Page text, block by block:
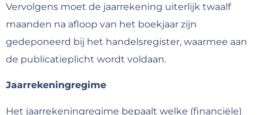
Vervolgens moet de jaarrekening uiterlijk twaalf
maanden na afloop van het boekjaar zijn
gedeponeerd bij het handelsregister, waarmee aan
de publicatieplicht wordt voldaan.
Jaarrekeningregime
Het jaarrekeningregime bepaalt welke (financiële)